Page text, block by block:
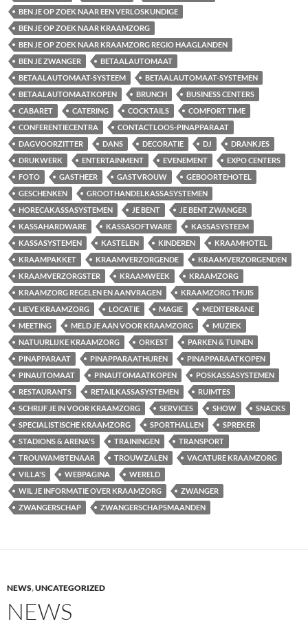
BEN JE OP ZOEK NAAR EEN VERLOSKUNDIGE
BEN JE OP ZOEK NAAR KRAAMZORG
BEN JE OP ZOEK NAAR KRAAMZORG REGIO HAAGLANDEN
BEN JE ZWANGER
BETAALAUTOMAAT
BETAALAUTOMAAT-SYSTEEM
BETAALAUTOMAAT-SYSTEMEN
BETAALAUTOMAATKOPEN
BRUNCH
BUSINESS CENTERS
CABARET
CATERING COCKTAILS
COMFORT TIME
CONFERENTIECENTRA
CONTACTLOOS-PINAPPARAAT
DAGVOORZITTER
DANS DECORATIE DJ
DRANKJES
DRUKWERK
ENTERTAINMENT EVENEMENT
EXPO CENTERS
FOTO
GASTHEER GASTVROUW
GEBOORTEHOTEL
GESCHENKEN
GROOTHANDELKASSASYSTEMEN
HORECAKASSASYSTEMEN
JE BENT
JE BENT ZWANGER
KASSAHARDWARE
KASSASOFTWARE
KASSASYSTEEM
KASSASYSTEMEN
KASTELEN KINDEREN
KRAAMHOTEL
KRAAMPAKKET
KRAAMVERZORGENDE
KRAAMVERZORGENDEN
KRAAMVERZORGSTER
KRAAMWEEK
KRAAMZORG
KRAAMZORG REGELEN EN AANVRAGEN
KRAAMZORG THUIS
LIEVE KRAAMZORG
LOCATIE MAGIE
MEDITERRANE
MEETING
MELD JE AAN VOOR KRAAMZORG
MUZIEK
NATUURLIJKE KRAAMZORG
ORKEST
PARKEN & TUINEN
PINAPPARAAT
PINAPPARAATHUREN
PINAPPARAATKOPEN
PINAUTOMAAT
PINAUTOMAATKOPEN
POSKASSASYSTEMEN
RESTAURANTS
RETAILKASSASYSTEMEN
RUIMTES
SCHRIJF JE IN VOOR KRAAMZORG
SERVICES SHOW
SNACKS
SPECIALISTISCHE KRAAMZORG
SPORTHALLEN
SPREKER
STADIONS & ARENA'S
TRAININGEN
TRANSPORT
TROUWAMBTENAAR
TROUWZALEN
VACATURE KRAAMZORG
VILLA'S
WEBPAGINA
WERELD
WIL JE INFORMATIE OVER KRAAMZORG
ZWANGER
ZWANGERSCHAP
ZWANGERSCHAPSMAANDEN
NEWS,UNCATEGORIZED
NEWS